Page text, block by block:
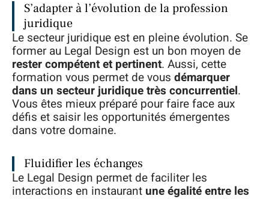
S’adapter à l’évolution de la profession
juridique
Le secteur juridique est en pleine évolution. Se
former au Legal Design est un bon moyen de
rester compétent et pertinent. Aussi, cette
formation vous permet de vous démarquer
dans un secteur juridique très concurrentiel.
Vous êtes mieux préparé pour faire face aux
défis et saisir les opportunités émergentes
dans votre domaine.
Fluidifier les échanges
Le Legal Design permet de faciliter les
interactions en instaurant une égalité entre les